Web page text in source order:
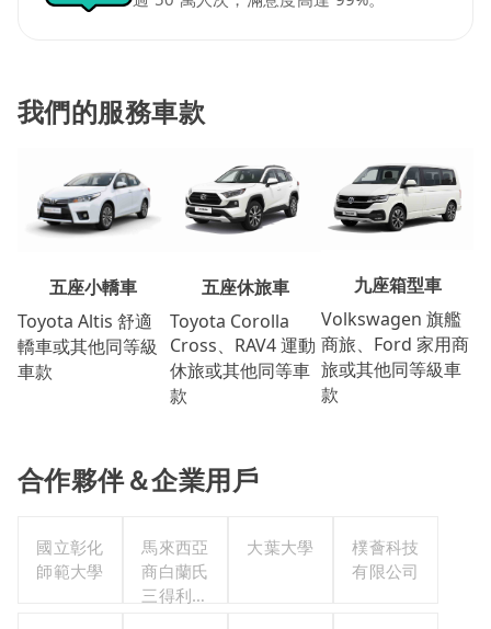
我們的服務車款
五座小轎車
Toyota Altis 舒適
轎車或其他同等級
車款
五座休旅車
Toyota Corolla
Cross、RAV4 運動
休旅或其他同等車
款
九座箱型車
Volkswagen 旗艦
商旅、Ford 家用商
旅或其他同等級車
款
合作夥伴＆企業用戶
國立彰化
師範大學
馬來西亞
商白蘭氏
三得利股
大葉大學
樸薈科技
有限公司